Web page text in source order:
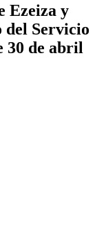
Ezeiza y
del Servicio
30 de abril